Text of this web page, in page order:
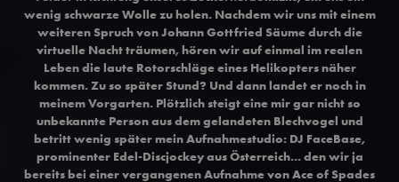
wenig schwarze Wolle zu holen. Nachdem wir uns mit einem
weiteren Spruch von Johann Gottfried Säume durch die
virtuelle Nacht träumen, hören wir auf einmal im realen
Leben die laute Rotorschläge eines Helikopters näher
kommen. Zu so später Stund? Und dann landet er noch in
meinem Vorgarten. Plötzlich steigt eine mir gar nicht so
unbekannte Person aus dem gelandeten Blechvogel und
betritt wenig später mein Aufnahmestudio: DJ FaceBase,
prominenter Edel-Discjockey aus Österreich... den wir ja
bereits bei einer vergangenen Aufnahme von Ace of Spades